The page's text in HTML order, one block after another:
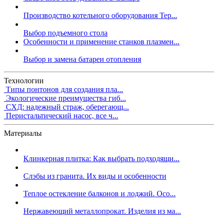
Производство котельного оборудования Тер...
Выбор подъемного стола
Особенности и применение станков плазмен...
Выбор и замена батареи отопления
Технологии
Типы понтонов для создания пла...
Экологические преимущества гиб...
СХД: надежный страж, оберегающ...
Перистальтический насос, все ч...
Материалы
Клинкерная плитка: Как выбрать подходящи...
Слэбы из гранита. Их виды и особенности
Теплое остекление балконов и лоджий. Осо...
Нержавеющий металлопрокат. Изделия из ма...